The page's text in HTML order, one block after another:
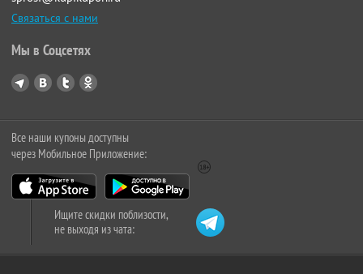
Связаться с нами
Мы в Соцсетях
Все наши купоны доступны
через Мобильное Приложение:
Ищите скидки поблизости,
не выходя из чата: